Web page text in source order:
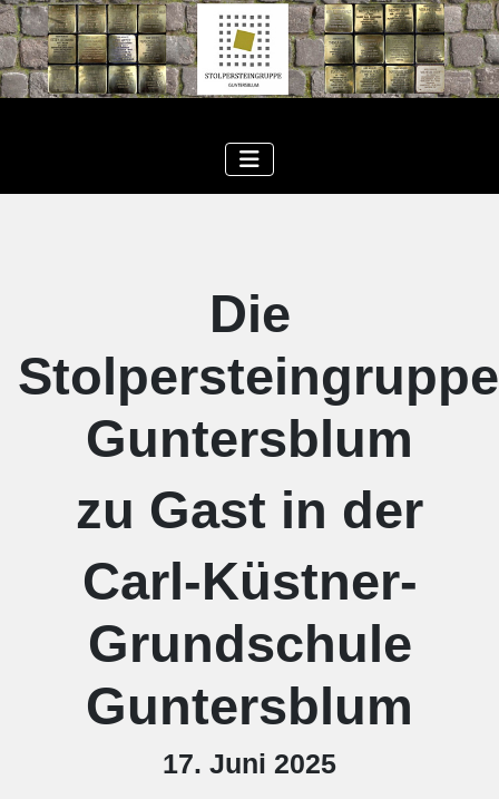
Die
Stolpersteingruppe
Guntersblum
zu Gast in der
Carl-Küstner-
Grundschule
Guntersblum
17. Juni 2025